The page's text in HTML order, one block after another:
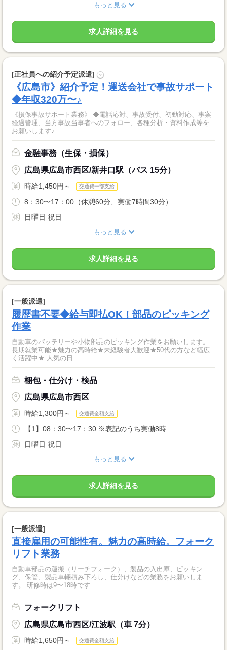
もっと見る
求人詳細を見る
[正社員への紹介予定派遣] ?
《広島市》紹介予定！運送会社で事故サポート
◆年収320万〜♪
《損保事故サポート業務》 ◆電話応対、事故受付、初動対応、事案
経過管理、当方事故当事者へのフォロー、各種分析・資料作成等を
お願いします♪
金融事務（生保・損保）
広島県広島市西区/新井口駅（バス 15分）
時給1,450円～ 交通費一部支給
8：30〜17：00（休憩60分、実働7時間30分）...
日曜日 祝日
もっと見る
求人詳細を見る
[一般派遣]
履歴書不要◆給与即払OK！部品のピッキング
作業
自動車のバッテリーや小物部品のピッキング作業をお願いします。
長期就業可能★魅力の高時給★未経験者大歓迎★50代の方など幅広
く活躍中★ 人気の日...
梱包・仕分け・検品
広島県広島市西区
時給1,300円～ 交通費全額支給
【1】08：30〜17：30 ※表記のうち実働8時...
日曜日 祝日
もっと見る
求人詳細を見る
[一般派遣]
直接雇用の可能性有。魅力の高時給。フォーク
リフト業務
自動車部品の運搬（リーチフォーク）、製品の入出庫、ピッキン
グ、保管、製品車輛積み下ろし、仕分けなどの業務をお願いしま
す。 研修時は9〜18時です...
フォークリフト
広島県広島市西区/江波駅（車 7分）
時給1,650円～ 交通費全額支給